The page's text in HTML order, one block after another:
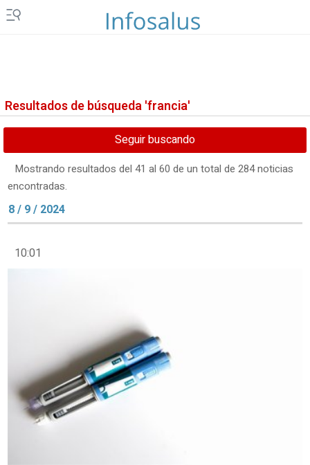
Resultados de búsqueda 'francia'
Seguir buscando
Mostrando resultados del 41 al 60 de un total de 284 noticias
encontradas.
8 / 9 / 2024
10:01